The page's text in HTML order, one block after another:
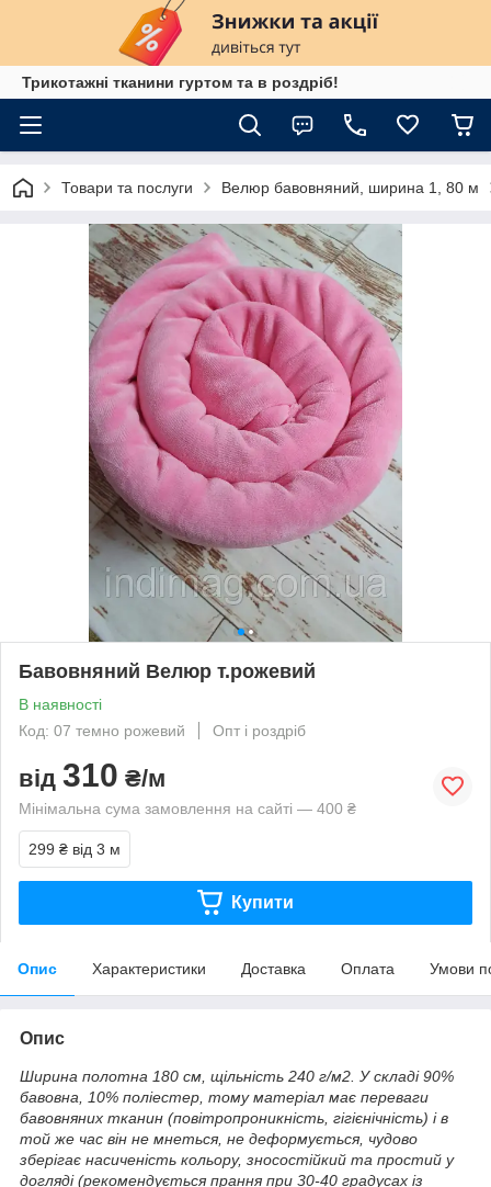
Трикотажні тканини гуртом та в роздріб!
Товари та послуги Велюр бавовняний, ширина 1, 80 м
Бавовняний Велюр т.рожевий
В наявності
Код: 07 темно рожевий
Опт і роздріб
від 310 ₴/м
Мінімальна сума замовлення на сайті — 400 ₴
299 ₴ від 3 м
Купити
Опис Характеристики Доставка Оплата Умови
Опис
Ширина полотна 180 см, щільність 240 г/м2. У складі 90%
бавовна, 10% поліестер, тому матеріал має переваги
бавовняних тканин (повітропроникність, гігієнічність) і в
той же час він не мнеться, не деформується, чудово
зберігає насиченість кольору, зносостійкий та простий у
догляді (рекомендується прання при 30-40 градусах із